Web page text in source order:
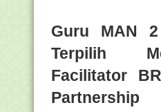
Guru MAN
Terpilih
Facilitator